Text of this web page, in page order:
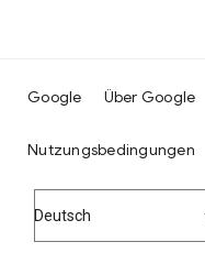
Google Über Google
Nutzungsbedingungen
Deutsch